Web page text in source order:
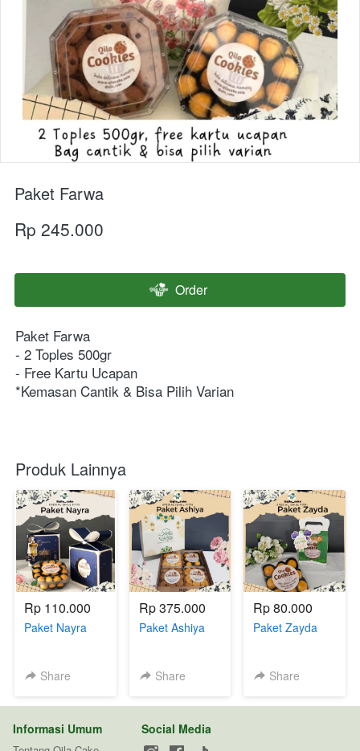
Paket Farwa
Rp 245.000
` Order
Paket Farwa
- 2 Toples 500gr
- Free Kartu Ucapan
*Kemasan Cantik & Bisa Pilih Varian
Produk Lainnya
Rp 110.000
Paket Nayra
Share
Rp 375.000
Paket Ashiya
Share
Rp 80.000
Paket Zayda
Share
Informasi Umum Social Media